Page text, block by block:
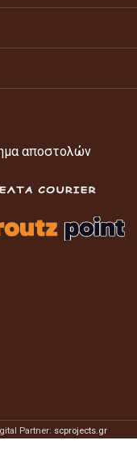
αποστολών
Partner: scprojects.gr